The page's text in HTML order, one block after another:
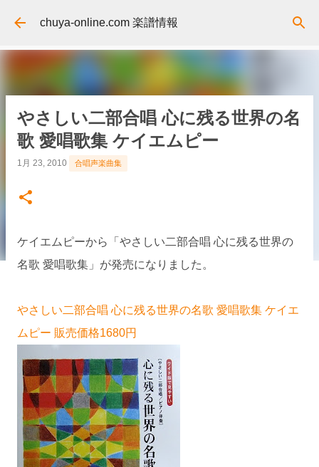
スキップしてメイン コンテンツに移動
chuya-online.com 楽譜情報
やさしい二部合唱 心に残る世界の名
歌 愛唱歌集 ケイエムピー
1月 23, 2010 合唱声楽曲集
ケイエムピーから「やさしい二部合唱 心に残る世界の
名歌 愛唱歌集」が発売になりました。
やさしい二部合唱 心に残る世界の名歌 愛唱歌集 ケイエ
ムピー 販売価格1680円